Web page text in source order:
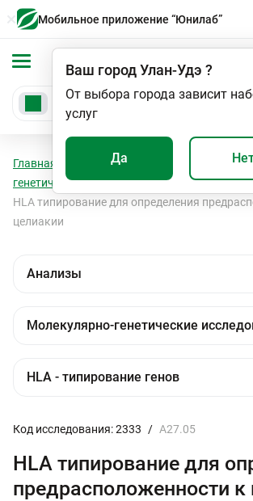
Мобильное приложение “Юнилаб”
Ваш городУлан-Удэ ?
От выбора города зависит
услуг
Да
Главная Анализы
генетические исследования
HLA -
HLA типирование для определения
целиакии
Код исследования: 2333 / А27.05
HLA типирование для
предрасположенности к